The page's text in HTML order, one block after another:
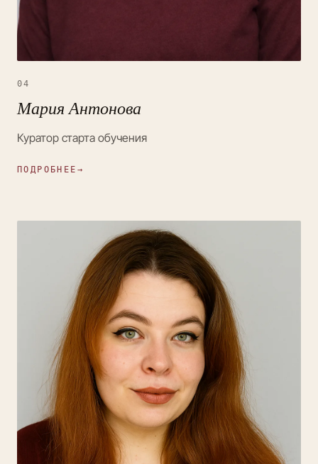
04
Мария Антонова
Куратор старта обучения
ПОДРОБНЕЕ →